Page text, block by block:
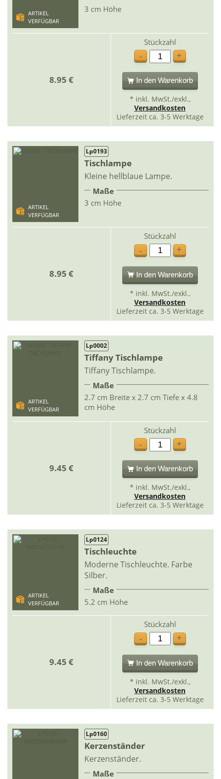
ARTIKEL
VERFÜGBAR
3 cm Höhe
8.95 €
Stückzahl
-
+
In den Warenkorb
* inkl. MwSt./exkl.,
Versandkosten
Lieferzeit ca. 3-5 Werktage
ARTIKEL
VERFÜGBAR
Lp0193
Tischlampe
Kleine hellblaue Lampe.
Maße
3 cm Höhe
8.95 €
Stückzahl
-
+
In den Warenkorb
* inkl. MwSt./exkl.,
Versandkosten
Lieferzeit ca. 3-5 Werktage
ARTIKEL
VERFÜGBAR
Lp0002
Tiffany Tischlampe
Tiffany Tischlampe.
Maße
2.7 cm Breite x 2.7 cm Tiefe x 4.8
cm Höhe
9.45 €
Stückzahl
-
+
In den Warenkorb
* inkl. MwSt./exkl.,
Versandkosten
Lieferzeit ca. 3-5 Werktage
ARTIKEL
VERFÜGBAR
Lp0124
Tischleuchte
Moderne Tischleuchte. Farbe
Silber.
Maße
5.2 cm Höhe
9.45 €
Stückzahl
-
+
In den Warenkorb
* inkl. MwSt./exkl.,
Versandkosten
Lieferzeit ca. 3-5 Werktage
Lp0160
Kerzenständer
Kerzenständer.
Maße